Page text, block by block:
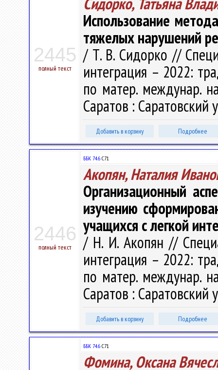
2445
полный текст
Использование
тяжелых нарушений
/ Т. В. Сидорко //
интеграция – 2022:
по матер. междунар.
Саратов : Саратовский
Добавить в корзину Подробнее
2446
полный текст
ББК 74.6 С71
Акопян, Наталия
Организационный
изучению
учащихся с легкой
/ Н. И. Акопян //
интеграция – 2022:
по матер. междунар.
Саратов : Саратовский
Добавить в корзину Подробнее
ББК 74.6 С71
Фомина, Оксана